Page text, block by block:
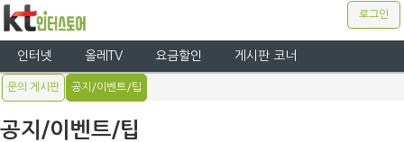
로그인
인터넷 올레TV 요금할인 게시판 코너
문의 게시판 공지/이벤트/팁
공지/이벤트/팁